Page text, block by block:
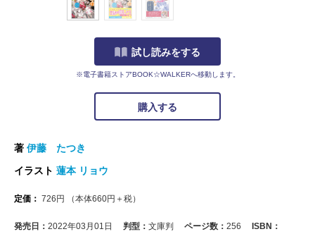
試し読みをする
※電子書籍ストアBOOK☆WALKERへ移動します。
購入する
著 伊藤 たつき
イラスト 蓮本 リョウ
定価： 726 円 （本体660円＋税）
発売日： 2022年03月01日 判型： 文庫判 ページ数： 256
ISBN：